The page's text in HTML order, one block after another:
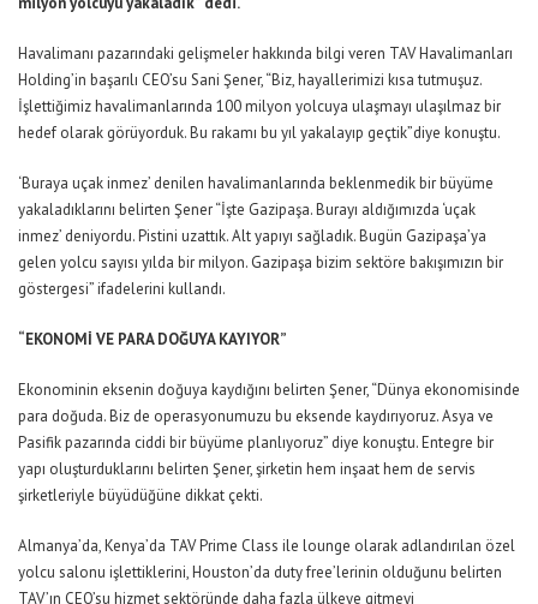
Havalimanı pazarındaki gelişmeler hakkında bilgi veren TAV Havalimanları
Holding’in başarılı CEO’su Sani Şener, “Biz, hayallerimizi kısa tutmuşuz.
İşlettiğimiz havalimanlarında 100 milyon yolcuya ulaşmayı ulaşılmaz bir
hedef olarak görüyorduk. Bu rakamı bu yıl yakalayıp geçtik”diye konuştu.
‘Buraya uçak inmez’ denilen havalimanlarında beklenmedik bir büyüme
yakaladıklarını belirten Şener “İşte Gazipaşa. Burayı aldığımızda ‘uçak
inmez’ deniyordu. Pistini uzattık. Alt yapıyı sağladık. Bugün Gazipaşa’ya
gelen yolcu sayısı yılda bir milyon. Gazipaşa bizim sektöre bakışımızın bir
göstergesi” ifadelerini kullandı.
“EKONOMİ VE PARA DOĞUYA KAYIYOR”
Ekonominin eksenin doğuya kaydığını belirten Şener, “Dünya ekonomisinde
para doğuda. Biz de operasyonumuzu bu eksende kaydırıyoruz. Asya ve
Pasifik pazarında ciddi bir büyüme planlıyoruz” diye konuştu. Entegre bir
yapı oluşturduklarını belirten Şener, şirketin hem inşaat hem de servis
şirketleriyle büyüdüğüne dikkat çekti.
Almanya’da, Kenya’da TAV Prime Class ile lounge olarak adlandırılan özel
yolcu salonu işlettiklerini, Houston’da duty free’lerinin olduğunu belirten
TAV’ın CEO’su hizmet sektöründe daha fazla ülkeye gitmeyi